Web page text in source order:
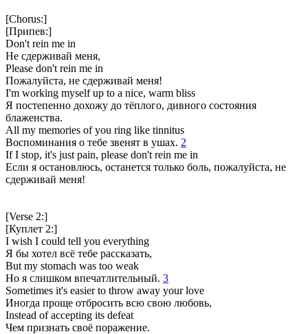
[Chorus:]
[Припев:]
Don't rein me in
Не сдерживай меня,
Please don't rein me in
Пожалуйста, не сдерживай меня!
I'm working myself up to a nice, warm bliss
Я постепенно дохожу до тёплого, дивного состояния
блаженства.
All my memories of you ring like tinnitus
Воспоминания о тебе звенят в ушах. 2
If I stop, it's just pain, please don't rein me in
Если я остановлюсь, останется только боль, пожалуйста, не
сдерживай меня!
[Verse 2:]
[Куплет 2:]
I wish I could tell you everything
Я бы хотел всё тебе рассказать,
But my stomach was too weak
Но я слишком впечатлительный. 3
Sometimes it's easier to throw away your love
Иногда проще отбросить всю свою любовь,
Instead of accepting its defeat
Чем признать своё поражение.